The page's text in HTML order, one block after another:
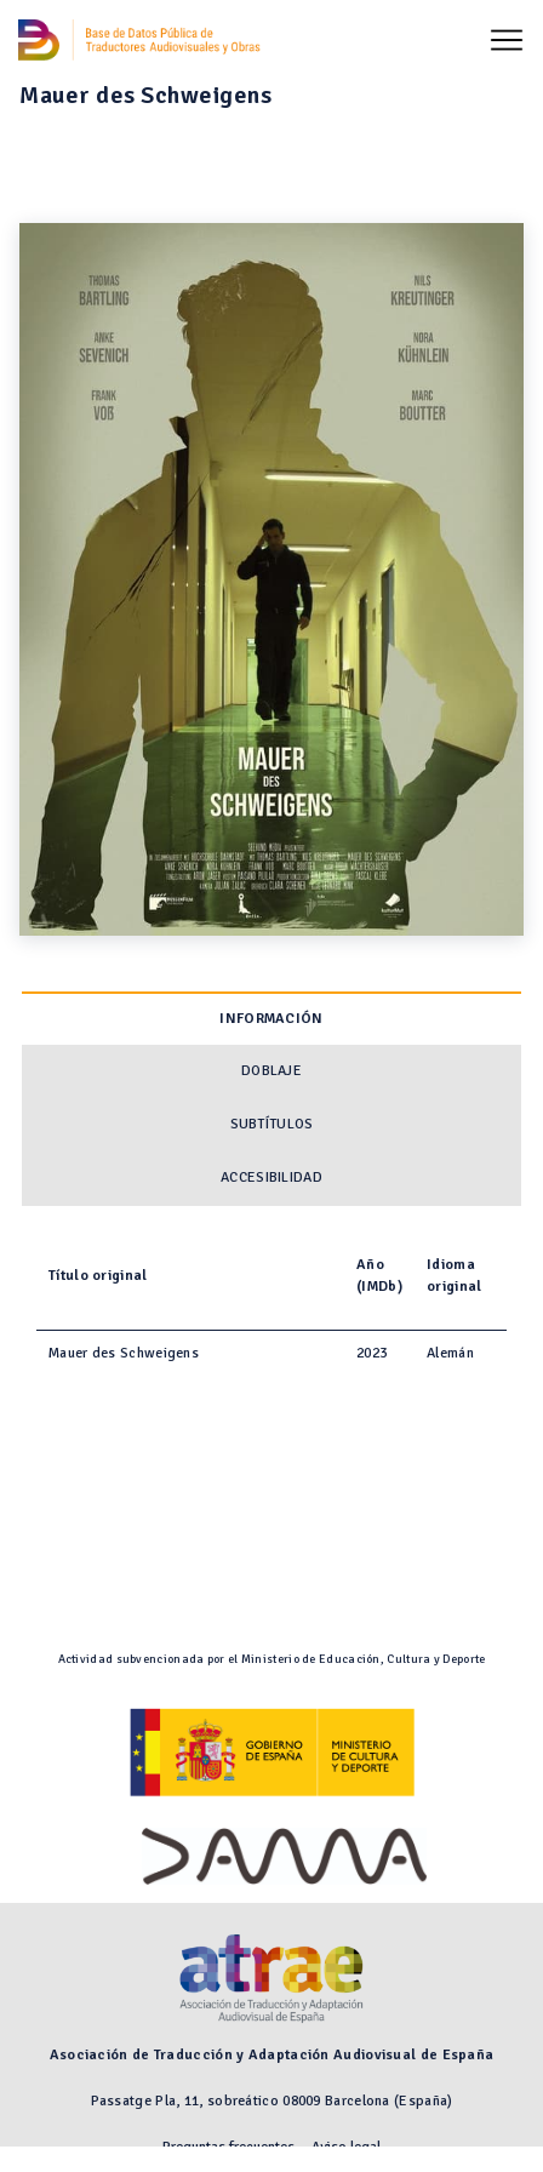
Mauer des Schweigens
INFORMACIÓN
DOBLAJE
SUBTÍTULOS
ACCESIBILIDAD
Título original
Año
(IMDb)
Idioma
original
Mauer des Schweigens 2023 Alemán
Actividad subvencionada por el Ministerio de Educación, Cultura y Deporte
Asociación de Traducción y Adaptación Audiovisual de España
Passatge Pla, 11, sobreático 08009 Barcelona (España)
Preguntas frecuentes Aviso legal